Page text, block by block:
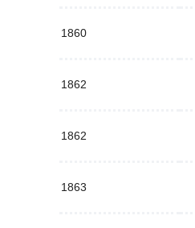
1860
1862
1862
1863